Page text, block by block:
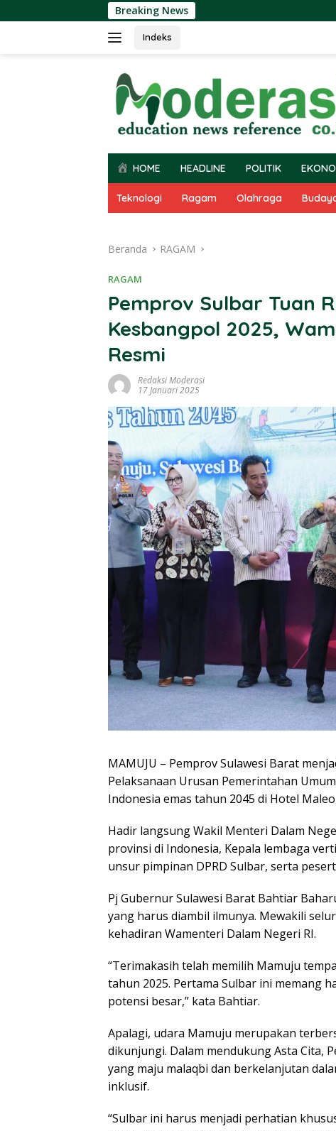
ke
Breaking News
Indeks
HOME HEADLINE POLITIK
Teknologi Ragam Olahraga
Beranda RAGAM
RAGAM
Pemprov Sulbar Tuan
Kesbangpol 2025,
Resmi
Redaksi Moderasi
17 Januari 2025
MAMUJU – Pemprov Sulawesi Barat
Pelaksanaan Urusan Pemerintahan
Indonesia emas tahun 2045 di Hotel
Hadir langsung Wakil Menteri Dalam
provinsi di Indonesia, Kepala lembaga
unsur pimpinan DPRD Sulbar, serta
Pj Gubernur Sulawesi Barat Bahtiar
yang harus diambil ilmunya. Mewakili
kehadiran Wamenteri Dalam Negeri RI.
“Terimakasih telah memilih Mamuju
tahun 2025. Pertama Sulbar ini memang
potensi besar,” kata Bahtiar.
Apalagi, udara Mamuju merupakan
dikunjungi. Dalam mendukung Asta Cita,
yang maju malaqbi dan berkelanjutan
inklusif.
“Sulbar ini harus menjadi perhatian